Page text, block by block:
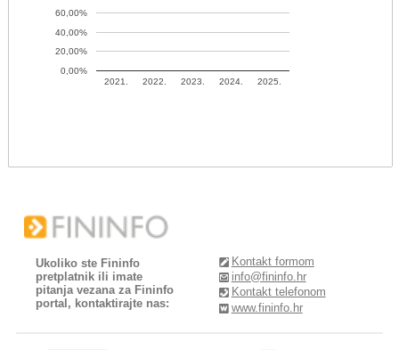
2021. 2022. 2023. 2024. 2025.
0,00%
20,00%
40,00%
60,00%
Ukoliko ste Fininfo
pretplatnik ili imate
pitanja vezana za Fininfo
portal, kontaktirajte nas:
Kontakt formom
info@fininfo.hr
Kontakt telefonom
www.fininfo.hr